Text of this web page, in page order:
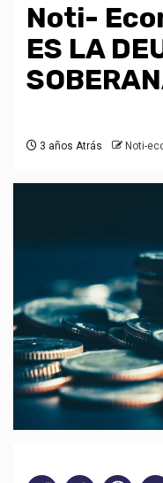
Noti-
ES LA
3 años Atrás Noti-